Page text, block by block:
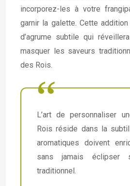
incorporez-les à votre
garnir la galette. Cette
d’agrume subtile qui
masquer les saveurs
des Rois.
L’art de personnaliser
Rois réside dans la
aromatiques doivent
sans jamais éclipser
traditionnel.